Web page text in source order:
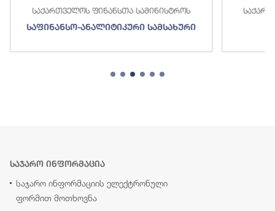
საქართველოს ფინანსთა სამინისტროს
საფინანსო-ანალიტიკური სამსახური
საჯარო ინფორმაცია
საჯარო ინფორმაციის ელექტრონული
ფორმით მოთხოვნა